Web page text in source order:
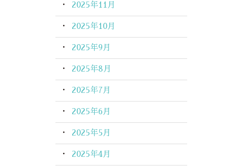
2025年11月
2025年10月
2025年9月
2025年8月
2025年7月
2025年6月
2025年5月
2025年4月